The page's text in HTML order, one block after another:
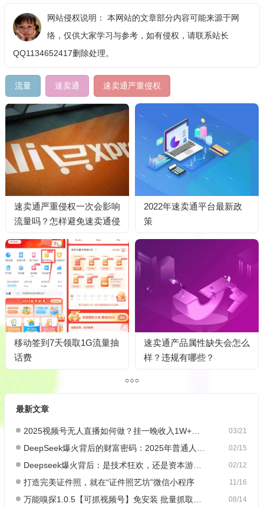
网站侵权说明： 本网站的文章部分内容可能来源于网
络，仅供大家学习与参考，如有侵权，请联系站长
QQ1134652417删除处理。
流量 速卖通 速卖通严重侵权
速卖通严重侵权一次会影响
流量吗？怎样避免速卖通侵
2022年速卖通平台最新政
策
移动签到7天领取1G流量抽
话费
速卖通产品属性缺失会怎么
样？违规有哪些？
最新文章
03/21
2025视频号无人直播如何做？挂一晚收入1W+，这份教程，小白可做~
02/15
DeepSeek爆火背后的财富密码：2025年普通人如何抓住AI创业风口？
02/12
Deepseek爆火背后：是技术狂欢，还是资本游戏？
11/16
打造完美证件照，就在“证件照艺坊”微信小程序
08/14
万能嗅探1.0.5【可抓视频号】免安装 批量抓取媒体文件